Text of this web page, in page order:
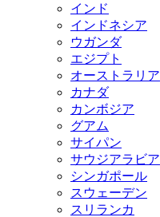
インド
インドネシア
ウガンダ
エジプト
オーストラリア
カナダ
カンボジア
グアム
サイパン
サウジアラビア
シンガポール
スウェーデン
スリランカ